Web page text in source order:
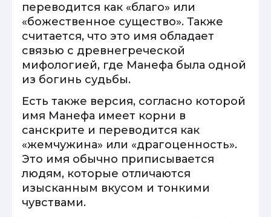
переводится как «благо» или
«божественное существо». Также
считается, что это имя обладает
связью с древнегреческой
мифологией, где Манефа была одной
из богинь судьбы.
Есть также версия, согласно которой
имя Манефа имеет корни в
санскрите и переводится как
«жемчужина» или «драгоценность».
Это имя обычно приписывается
людям, которые отличаются
изысканным вкусом и тонкими
чувствами.